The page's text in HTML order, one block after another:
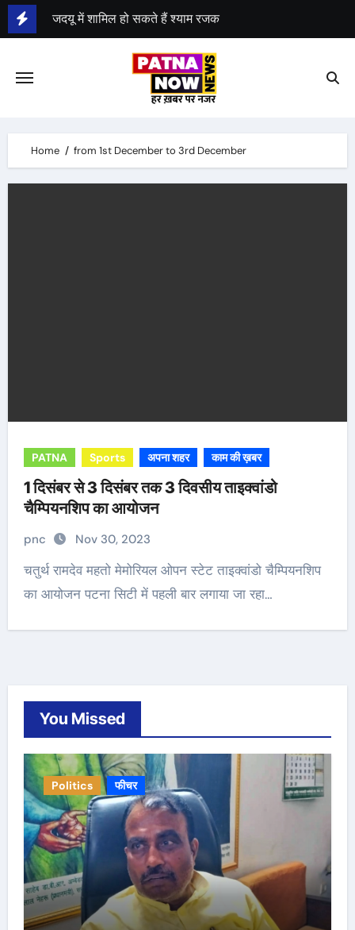
Skip
to
जदयू में शामिल हो सकते हैं श्याम रजक
श्याम रजक ने राजद से दिया इस्तीफा
Home from 1st December to 3rd December
PATNA Sports अपना शहर काम की ख़बर
1 दिसंबर से 3 दिसंबर तक 3 दिवसीय ताइक्वांडो
चैम्पियनशिप का आयोजन
pnc Nov 30, 2023
चतुर्थ रामदेव महतो मेमोरियल ओपन स्टेट ताइक्वांडो चैम्पियनशिप
का आयोजन पटना सिटी में पहली बार लगाया जा रहा…
You Missed
Politics फीचर